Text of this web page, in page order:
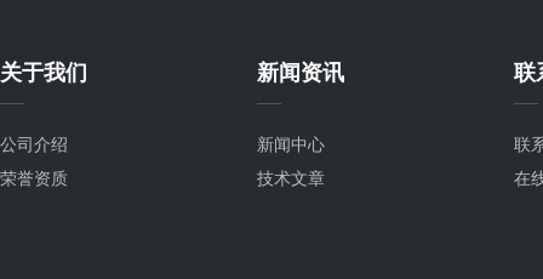
关于我们
公司介绍
荣誉资质
新闻资讯
新闻中心
技术文章
联
联
在